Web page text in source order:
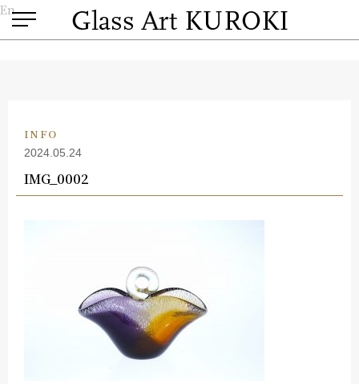
En
INFO
2024.05.24
IMG_0002